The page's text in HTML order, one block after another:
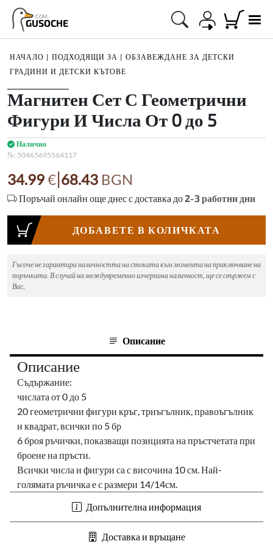
GUSOCHE
.COM
НАЧАЛО | ПОДХОДЯЩИ ЗА | ОБЗАВЕЖДАНЕ ЗА ДЕТСКИ
ГРАДИНИ И ДЕТСКИ КЪТОВЕ
1/1
Магнитен Сет С Геометрични
Фигури И Числа От 0 до 5
Налично
№: 50465695564117
34.99€|68.43 BGN
Поръчай онлайн още днес с доставка до2-3работни дни
ДОБАВЕТЕ В КОЛИЧКАТА
Гъсоче не гарантира наличността на стоката към момента на приключване на
поръчката. В случай на междувременно изчерпана наличност, ще се свържем с
Вас.
Описание
Описание
Съдържание:
числата от 0 до 5
20 геометрични фигури кръг, триъгълник, правоъгълник
и квадрат, всички по 5 бр
6 броя ръчички, показващи позицията на пръстчетата при
броене на пръсти.
Всички числа и фигури са с височина 10 см. Най-
голямата ръчичка е с размери 14/14см.
Допълнителна информация
Доставка и връщане